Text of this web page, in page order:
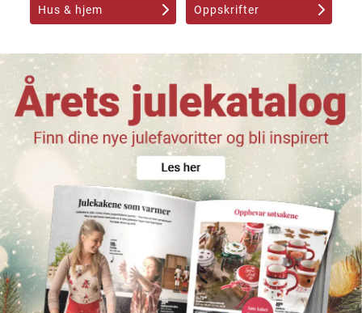
Hus & hjem Oppskrifter